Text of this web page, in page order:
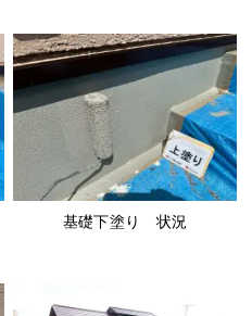
基礎下塗り 状況